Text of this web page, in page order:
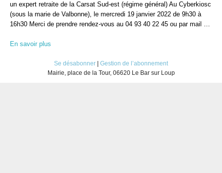
un expert retraite de la Carsat Sud-est (régime général) Au Cyberkiosc
(sous la marie de Valbonne), le mercredi 19 janvier 2022 de 9h30 à
16h30 Merci de prendre rendez-vous au 04 93 40 22 45 ou par mail …
En savoir plus
Se désabonner
Gestion de l’abonnement
Mairie, place de la Tour, 06620 Le Bar sur Loup